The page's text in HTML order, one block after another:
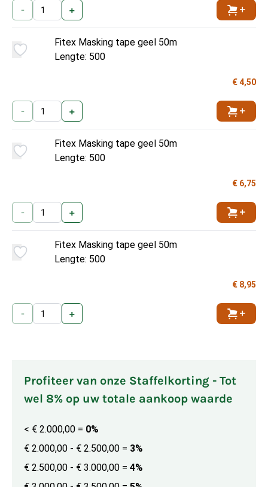
- +
Fitex Masking tape geel 50m
Lengte: 500
€ 4,50
- +
Fitex Masking tape geel 50m
Lengte: 500
€ 6,75
- +
Fitex Masking tape geel 50m
Lengte: 500
€ 8,95
- +
Profiteer van onze Staffelkorting - Tot
wel 8% op uw totale aankoop waarde
< € 2.000,00 = 0%
€ 2.000,00 - € 2.500,00 = 3%
€ 2.500,00 - € 3.000,00 = 4%